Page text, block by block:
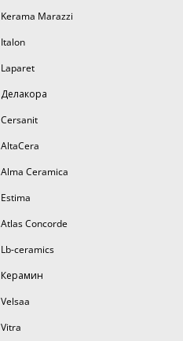
Kerama Marazzi
Italon
Laparet
Делакора
Cersanit
AltaCera
Alma Ceramica
Estima
Atlas Concorde
Lb-ceramics
Керамин
Velsaa
Vitra